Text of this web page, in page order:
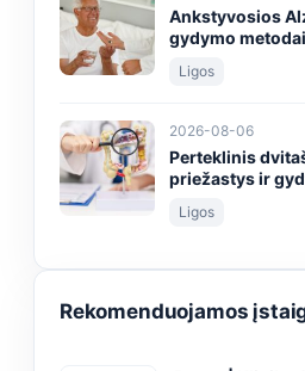
Ankstyvosios
gydymo metodai
Ligos
2026-08-06
Perteklinis
priežastys ir
Ligos
Rekomenduojamos